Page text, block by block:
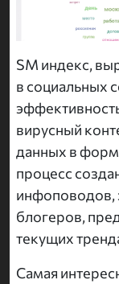
SM индекс,
в социальных
вирусный
данных в
процесс
инфоповодов,
блогеров,
текущих
Самая